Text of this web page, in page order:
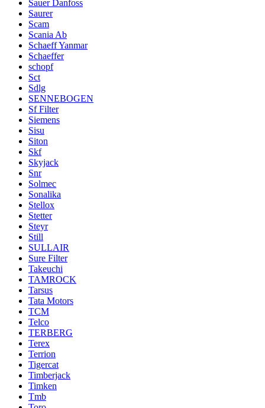
Sauer Danfoss
Saurer
Scam
Scania Ab
Schaeff Yanmar
Schaeffer
schopf
Sct
Sdlg
SENNEBOGEN
Sf Filter
Siemens
Sisu
Siton
Skf
Skyjack
Snr
Solmec
Sonalika
Stellox
Stetter
Steyr
Still
SULLAIR
Sure Filter
Takeuchi
TAMROCK
Tarsus
Tata Motors
TCM
Telco
TERBERG
Terex
Terrion
Tigercat
Timberjack
Timken
Tmb